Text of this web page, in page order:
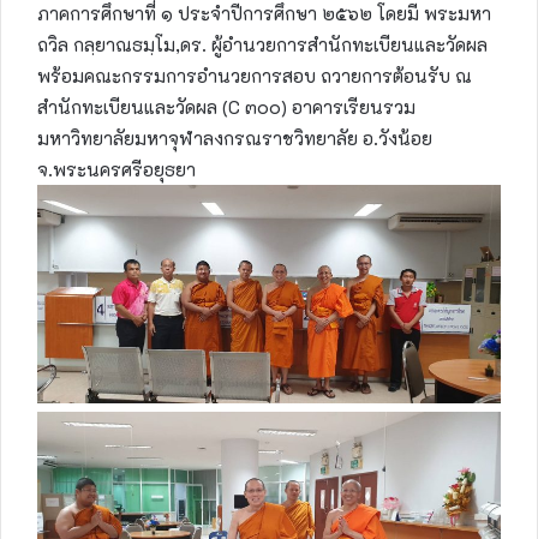
ภาคการศึกษาที่ ๑ ประจำปีการศึกษา ๒๕๖๒ โดยมี พระมหา
ถวิล กลฺยาณธมฺโม,ดร. ผู้อำนวยการสำนักทะเบียนและวัดผล
พร้อมคณะกรรมการอำนวยการสอบ ถวายการต้อนรับ ณ
สำนักทะเบียนและวัดผล (C ๓๐๐) อาคารเรียนรวม
มหาวิทยาลัยมหาจุฬาลงกรณราชวิทยาลัย อ.วังน้อย
จ.พระนครศรีอยุธยา